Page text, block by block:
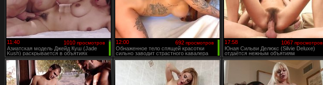
11:40 1010 просмотров
Азиатская модель Джейд Куш (Jade
Kush) раскрывается в объятиях
уверенного партнёра
12:00 692 просмотров
Обнаженное тело спящей красотки
сильно заводит страстного кавалера
17:58 1067 просмотров
Юная Сильви Делюкс (Silvie Deluxe)
отдаётся нежным объятиям
страстного кавалера